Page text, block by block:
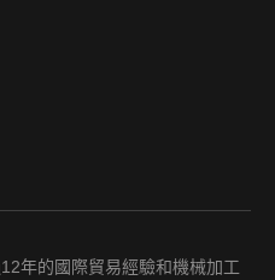
年的國際貿易經驗和機械加工